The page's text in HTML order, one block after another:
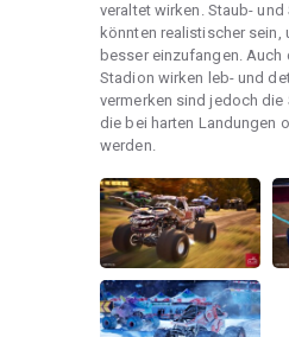
veraltet wirken. Staub-
könnten realistischer sein,
besser einzufangen. Auch
Stadion wirken leb- und
vermerken sind jedoch die
die bei harten Landungen
werden.